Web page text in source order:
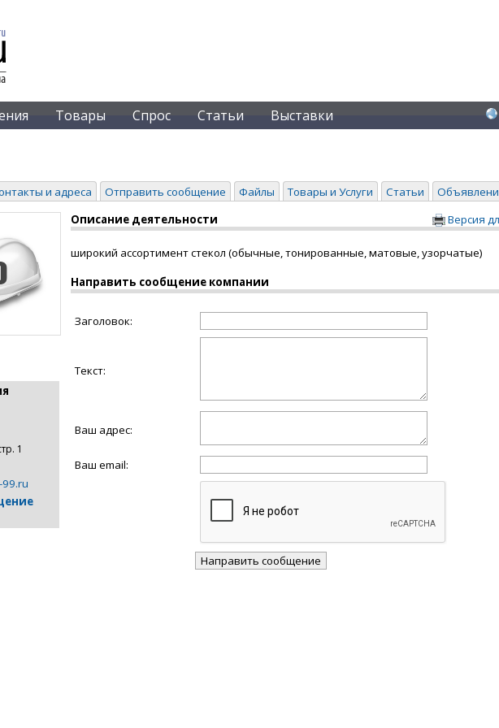
Товары Спрос Статьи Выставки
и адреса Отправить сообщение Файлы Товары и Услуги Статьи
1
Версия
Описание деятельности
широкий ассортимент стекол (обычные, тонированные, матовые, узорчатые)
Направить сообщение компании
Заголовок:
Текст:
Ваш адрес:
Ваш email: